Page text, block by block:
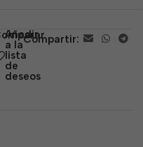
Añadir
a la
lista
de
deseos
Compartir: